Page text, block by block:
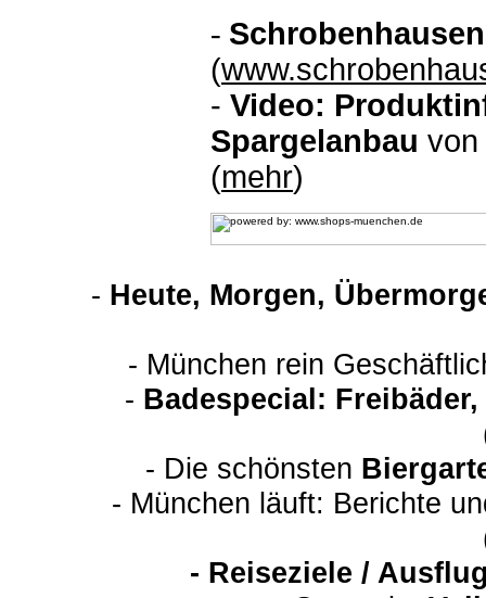
-
(
- Video:
Spargelanbau von
(mehr)
- Heute, Morgen,
- München rein
- Badespecial:
- Die schönsten
- München läuft: Berichte
- Reiseziele /